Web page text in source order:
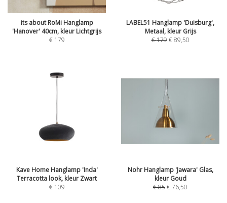
its about RoMi Hanglamp
'Hanover' 40cm, kleur Lichtgrijs
€ 179
LABEL51 Hanglamp 'Duisburg',
Metaal, kleur Grijs
€179 €89,50
Kave Home Hanglamp 'Inda'
Terracotta look, kleur Zwart
€ 109
Nohr Hanglamp 'Jawara' Glas,
kleur Goud
€85€76,50